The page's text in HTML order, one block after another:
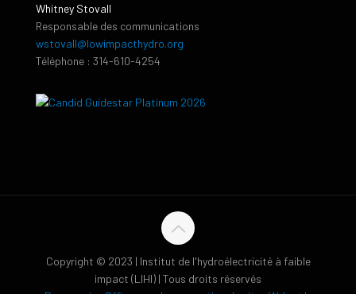
Whitney Stovall
Responsable des communications
wstovall@lowimpacthydro.org
Téléphone : 314-610-4254
Copyright © 2023 | Institut de l'hydroélectricité à faible
impact (LIHI) | Tous droits réservés